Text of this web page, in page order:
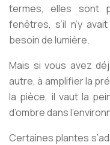
termes, elles sont
fenêtres, s’il n’y
besoin de lumière.
Mais si vous avez
autre, à amplifier la
la pièce, il vaut la
d’ombre dans
Certaines plantes